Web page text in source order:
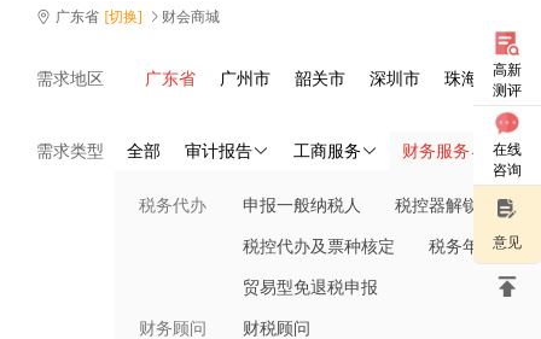
财会商城
需求地区 广东省 广州市 韶关市 深圳市 珠海市
汕
揭阳市
云浮市
需求类型 全部 审计报告 工商服务 财务服务 知
税务代办 申报一般纳税人 税控器解锁
税控代办及票种核定
税务年报
贸易型免退税申报
财务顾问
财税顾问
高新
测评
在线
咨询
意见